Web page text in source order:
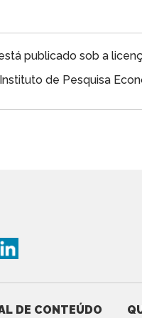
publicado sob a
de Pesquisa
DE CONTEÚDO